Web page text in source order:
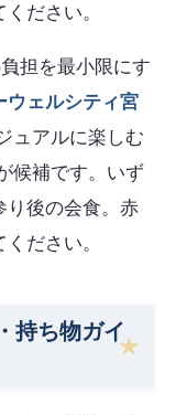
ださい。
担を最小限にす
ウェルシティ宮
ュアルに楽しむ
候補です。いず
り後の会食。赤
ださい。
持ち物ガイ